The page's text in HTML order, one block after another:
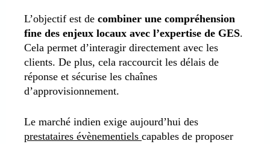
L’objectif est de combiner une compréhension
fine des enjeux locaux avec l’expertise de GES.
Cela permet d’interagir directement avec les
clients. De plus, cela raccourcit les délais de
réponse et sécurise les chaînes
d’approvisionnement.
Le marché indien exige aujourd’hui des
prestataires évènementiels capables de proposer